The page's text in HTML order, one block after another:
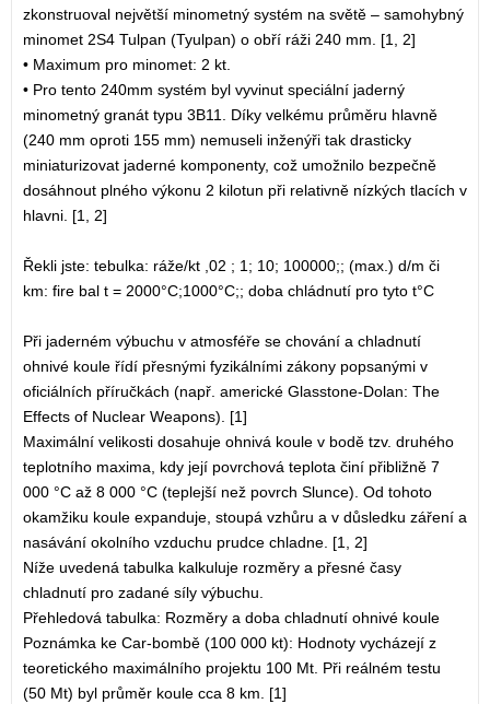
zkonstruoval největší minometný systém na světě – samohybný
minomet 2S4 Tulpan (Tyulpan) o obří ráži 240 mm. [1, 2]
• Maximum pro minomet: 2 kt.
• Pro tento 240mm systém byl vyvinut speciální jaderný
minometný granát typu 3B11. Díky velkému průměru hlavně
(240 mm oproti 155 mm) nemuseli inženýři tak drasticky
miniaturizovat jaderné komponenty, což umožnilo bezpečně
dosáhnout plného výkonu 2 kilotun při relativně nízkých tlacích v
hlavni. [1, 2]
Řekli jste: tebulka: ráže/kt ,02 ; 1; 10; 100000;; (max.) d/m či
km: fire bal t = 2000°C;1000°C;; doba chládnutí pro tyto t°C
Při jaderném výbuchu v atmosféře se chování a chladnutí
ohnivé koule řídí přesnými fyzikálními zákony popsanými v
oficiálních příručkách (např. americké Glasstone-Dolan: The
Effects of Nuclear Weapons). [1]
Maximální velikosti dosahuje ohnivá koule v bodě tzv. druhého
teplotního maxima, kdy její povrchová teplota činí přibližně 7
000 °C až 8 000 °C (teplejší než povrch Slunce). Od tohoto
okamžiku koule expanduje, stoupá vzhůru a v důsledku záření a
nasávání okolního vzduchu prudce chladne. [1, 2]
Níže uvedená tabulka kalkuluje rozměry a přesné časy
chladnutí pro zadané síly výbuchu.
Přehledová tabulka: Rozměry a doba chladnutí ohnivé koule
Poznámka ke Car-bombě (100 000 kt): Hodnoty vycházejí z
teoretického maximálního projektu 100 Mt. Při reálném testu
(50 Mt) byl průměr koule cca 8 km. [1]